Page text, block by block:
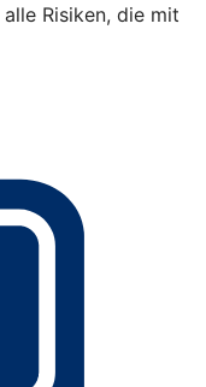
Risiken, die mit